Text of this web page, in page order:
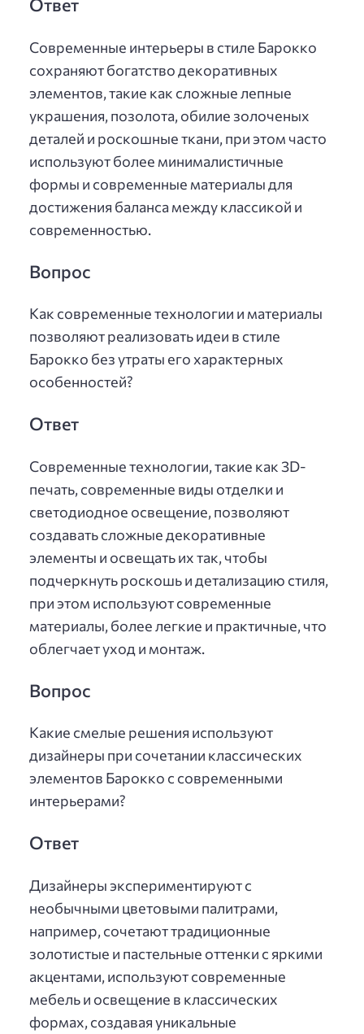
Ответ
Современные интерьеры в стиле Барокко
сохраняют богатство декоративных
элементов, такие как сложные лепные
украшения, позолота, обилие золоченых
деталей и роскошные ткани, при этом часто
используют более минималистичные
формы и современные материалы для
достижения баланса между классикой и
современностью.
Вопрос
Как современные технологии и материалы
позволяют реализовать идеи в стиле
Барокко без утраты его характерных
особенностей?
Ответ
Современные технологии, такие как 3D-
печать, современные виды отделки и
светодиодное освещение, позволяют
создавать сложные декоративные
элементы и освещать их так, чтобы
подчеркнуть роскошь и детализацию стиля,
при этом используют современные
материалы, более легкие и практичные, что
облегчает уход и монтаж.
Вопрос
Какие смелые решения используют
дизайнеры при сочетании классических
элементов Барокко с современными
интерьерами?
Ответ
Дизайнеры экспериментируют с
необычными цветовыми палитрами,
например, сочетают традиционные
золотистые и пастельные оттенки с яркими
акцентами, используют современные
мебель и освещение в классических
формах, создавая уникальные